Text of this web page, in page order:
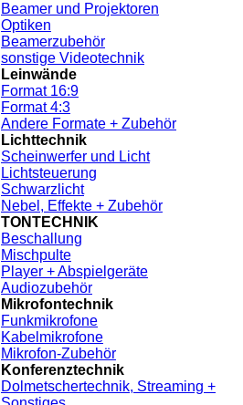
Beamer und Projektoren
Optiken
Beamerzubehör
sonstige Videotechnik
Leinwände
Format 16:9
Format 4:3
Andere Formate + Zubehör
Lichttechnik
Scheinwerfer und Licht
Lichtsteuerung
Schwarzlicht
Nebel, Effekte + Zubehör
TONTECHNIK
Beschallung
Mischpulte
Player + Abspielgeräte
Audiozubehör
Mikrofontechnik
Funkmikrofone
Kabelmikrofone
Mikrofon-Zubehör
Konferenztechnik
Dolmetschertechnik, Streaming +